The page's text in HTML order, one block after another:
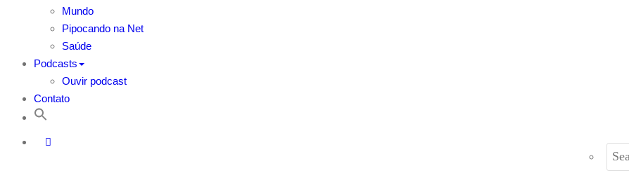
Mundo
Pipocando na Net
Saúde
Podcasts
Ouvir podcast
Contato